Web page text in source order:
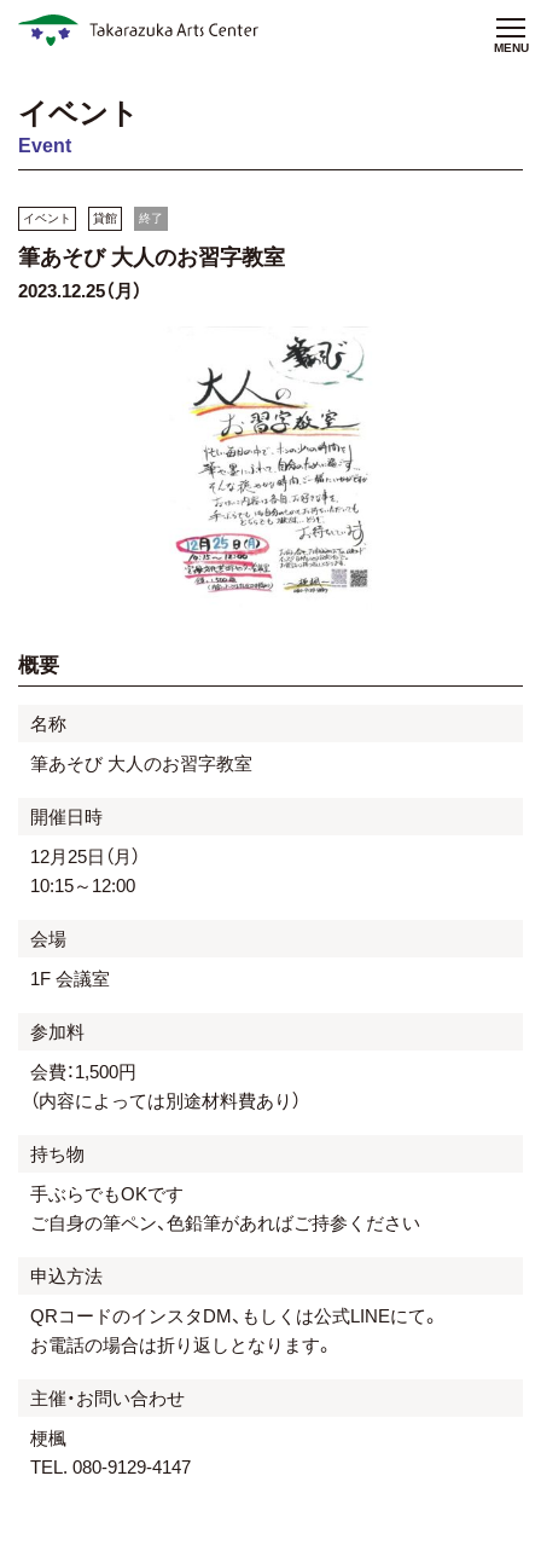
MENU
イベント
Event
イベント 貸館 終了
筆あそび 大人のお習字教室
2023.12.25（月）
概要
名称
筆あそび 大人のお習字教室
開催日時
12月25日（月）
10:15～12:00
会場
1F 会議室
参加料
会費：1,500円
（内容によっては別途材料費あり）
持ち物
手ぶらでもOKです
ご自身の筆ペン、色鉛筆があればご持参ください
申込方法
QRコードのインスタDM、もしくは公式LINEにて。
お電話の場合は折り返しとなります。
主催・お問い合わせ
梗楓
TEL. 080-9129-4147